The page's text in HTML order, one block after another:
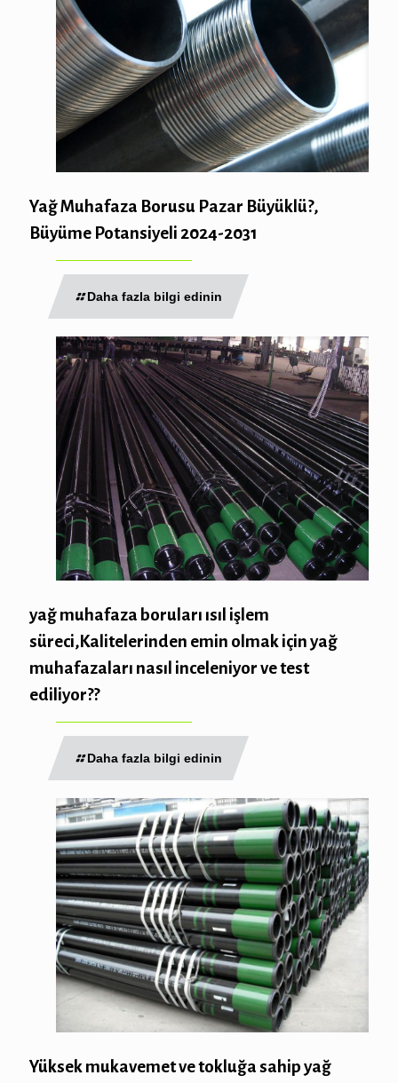
Yağ Muhafaza Borusu Pazar Büyüklü?,
Büyüme Potansiyeli 2024-2031
Daha fazla bilgi edinin
yağ muhafaza boruları ısıl işlem
süreci,Kalitelerinden emin olmak için yağ
muhafazaları nasıl inceleniyor ve test
ediliyor??
Daha fazla bilgi edinin
Yüksek mukavemet ve tokluğa sahip yağ